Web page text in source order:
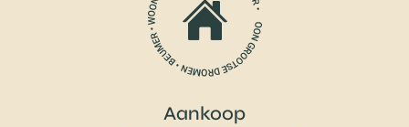
Aankoop